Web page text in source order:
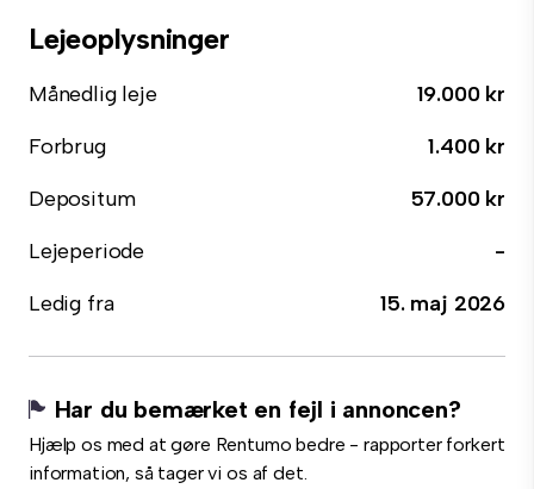
Lejeoplysninger
Månedlig leje
19.000 kr
Forbrug
1.400 kr
Depositum
57.000 kr
Lejeperiode
-
Ledig fra
15. maj 2026
Har du bemærket en fejl i annoncen?
Hjælp os med at gøre Rentumo bedre - rapporter forkert
information, så tager vi os af det.